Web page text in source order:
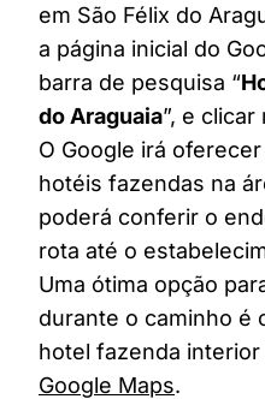
em São Félix do
a página inicial do
barra de pesquisa “
do Araguaia”, e clicar
O Google irá
hotéis fazendas na
poderá conferir o
rota até o
Uma ótima opção
durante o caminho é
hotel fazenda interior
Google Maps.